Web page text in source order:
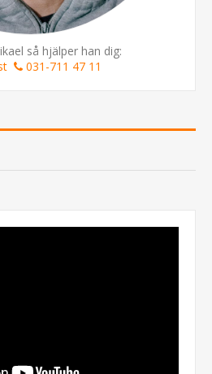
så hjälper han dig:
031-711 47 11